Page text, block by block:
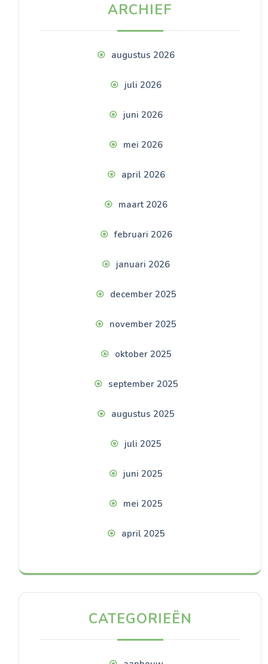
ARCHIEF
augustus 2026
juli 2026
juni 2026
mei 2026
april 2026
maart 2026
februari 2026
januari 2026
december 2025
november 2025
oktober 2025
september 2025
augustus 2025
juli 2025
juni 2025
mei 2025
april 2025
CATEGORIEËN